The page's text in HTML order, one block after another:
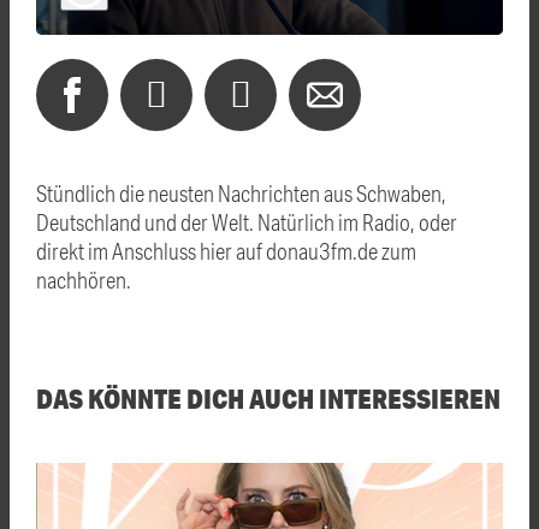
Stündlich die neusten Nachrichten aus Schwaben,
Deutschland und der Welt. Natürlich im Radio, oder
direkt im Anschluss hier auf donau3fm.de zum
nachhören.
DAS KÖNNTE DICH AUCH INTERESSIEREN